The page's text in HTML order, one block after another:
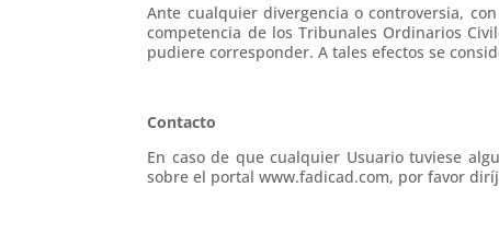
Ante cualquier divergencia o controversia,
competencia de los Tribunales Ordinarios
pudiere corresponder. A tales efectos se
Contacto
En caso de que cualquier Usuario tuviese
sobre el portal www.fadicad.com, por favor